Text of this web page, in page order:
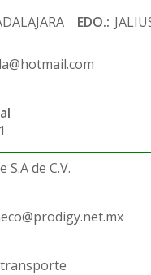
EDO.:
de C.V.